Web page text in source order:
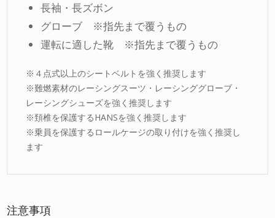
長袖・長ズボン
グローブ ※指先まで覆うもの
運転に適した靴 ※指先まで覆うもの
※４点式以上のシートベルトを強く推奨します
※難燃素材のレーシングスーツ・レーシンググローブ・
レーシングシューズを強く推奨します
※頚椎を保護するHANSを強く推奨します
※乗員を保護するロールケージの取り付けを強く推奨し
ます
注意事項